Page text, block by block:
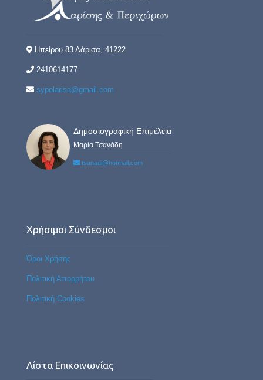
Ηπείρου 83 Λάρισα, 41222
2410614177
sypolarisa@gmail.com
Δημοσιογραφική Επιμέλεια
Μαρία Τσανάδη
tsanadi@hotmail.com
Χρήσιμοι Σύνδεσμοι
Όροι Χρήσης
Πολιτική Απορρήτου
Πολιτική Cookies
Λίστα Επικοινωνίας